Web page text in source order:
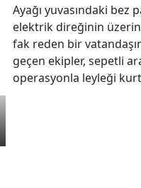
Ayağı yuvasındaki bez
elektrik direğinin
fak reden bir
geçen ekipler, sepetli
operasyonla leyleği